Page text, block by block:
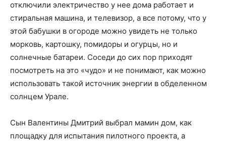
отключили электричество у нее дома работает и
стиральная машина, и телевизор, а все потому, что у
этой бабушки в огороде можно увидеть не только
морковь, картошку, помидоры и огурцы, но и
солнечные батареи. Соседи до сих пор приходят
посмотреть на это «чудо» и не понимают, как можно
использовать такой источник энергии в обделенном
солнцем Урале.
Сын Валентины Дмитрий выбрал мамин дом, как
площадку для испытания пилотного проекта, а